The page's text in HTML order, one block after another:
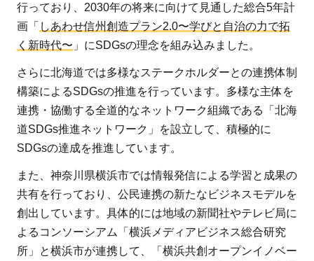
行っており、2030年の将来に向けて見通した総合5年計
画「 しあわせ信州創造プラン2.0〜学びと自治の力で拓
く新時代〜 」にSDGsの理念を組み込みました。
さらに北海道では多様なステークホルダーとの連携体制
構築によるSDGsの推進を行っています。多様な主体を
連携・協働する全道的なネットワーク組織である「北海
道SDGs推進ネットワーク」を設立して、積極的に
SDGsの達成を推進しています。
また、神奈川県横浜市では情報発信による学習と成果の
共有を行っており、公民連携の新たなビジネスモデルを
創出しています。具体的には地域の新聞社やテレビ局に
よるコンソーシアム「横浜メディアビジネス総合研究
所」と横浜市が連携して、「横浜共創オープンイノベー